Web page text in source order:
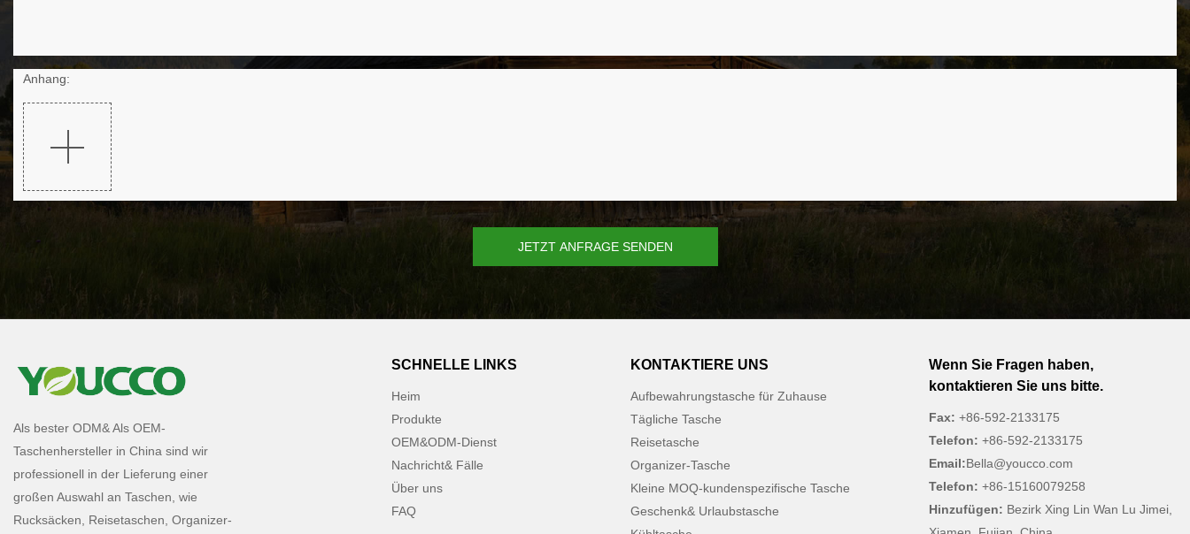
Anhang:
JETZT ANFRAGE SENDEN
Als bester ODM& Als OEM-
Taschenhersteller in China sind wir
professionell in der Lieferung einer
großen Auswahl an Taschen, wie
Rucksäcken, Reisetaschen, Organizer-
SCHNELLE LINKS
Heim
Produkte
OEM&ODM-Dienst
Nachricht& Fälle
Über uns
FAQ
KONTAKTIERE UNS
Aufbewahrungstasche für Zuhause
Tägliche Tasche
Reisetasche
Organizer-Tasche
Kleine MOQ-kundenspezifische Tasche
Geschenk& Urlaubstasche
Wenn Sie Fragen haben,
kontaktieren Sie uns bitte.
Fax:+86-592-2133175
Telefon:+86-592-2133175
Email:Bella@youcco.com
Telefon: +86-15160079258
Hinzufügen: Bezirk Xing Lin Wan Lu Jimei,